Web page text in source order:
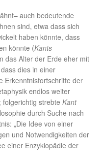
auch bedeutende
sind, etwa dass sich
haben könnte, dass
könnte (Kants
das Alter der Erde eher mit
dies in einer
Erkenntnisfortschritte der
endlos weiter
folgerichtig strebte Kant
durch Suche nach
„Die Idee von einer
und Notwendigkeiten der
einer Enzyklopädie der